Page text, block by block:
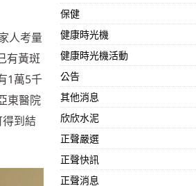
人考量
有黃斑
1萬5千
東醫院
到結
保健
健康時光機
健康時光機活動
公告
其他消息
欣欣水泥
正聲嚴選
正聲快訊
正聲消息